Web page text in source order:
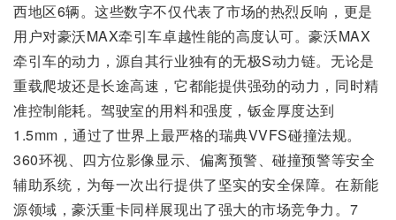
西地区6辆。这些数字不仅代表了市场的热烈反响，更是
用户对豪沃MAX牵引车卓越性能的高度认可。豪沃MAX
牵引车的动力，源自其行业独有的无极S动力链。无论是
重载爬坡还是长途高速，它都能提供强劲的动力，同时精
准控制能耗。驾驶室的用料和强度，钣金厚度达到
1.5mm，通过了世界上最严格的瑞典VVFS碰撞法规。
360环视、四方位影像显示、偏离预警、碰撞预警等安全
辅助系统，为每一次出行提供了坚实的安全保障。在新能
源领域，豪沃重卡同样展现出了强大的市场竞争力。7